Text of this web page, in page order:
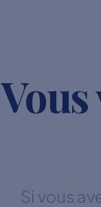
Si vous